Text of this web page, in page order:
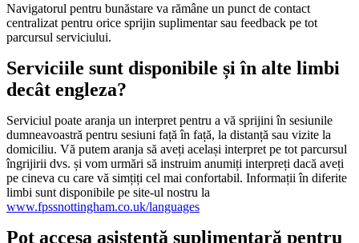
Navigatorul pentru bunăstare va rămâne un punct de contact
centralizat pentru orice sprijin suplimentar sau feedback pe tot
parcursul serviciului.
Serviciile sunt disponibile și în alte limbi
decât engleza?
Serviciul poate aranja un interpret pentru a vă sprijini în sesiunile
dumneavoastră pentru sesiuni față în față, la distanță sau vizite la
domiciliu. Vă putem aranja să aveți același interpret pe tot parcursul
îngrijirii dvs. și vom urmări să instruim anumiți interpreți dacă aveți
pe cineva cu care vă simțiți cel mai confortabil. Informații în diferite
limbi sunt disponibile pe site-ul nostru la
www.fpssnottingham.co.uk/languages
Pot accesa asistență suplimentară pentru